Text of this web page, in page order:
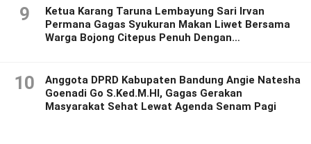
9
Ketua Karang Taruna Lembayung Sari Irvan
Permana Gagas Syukuran Makan Liwet Bersama
Warga Bojong Citepus Penuh Dengan
10
Anggota DPRD Kabupaten Bandung Angie Natesha
Goenadi Go S.Ked.M.HI, Gagas Gerakan
Masyarakat Sehat Lewat Agenda Senam Pagi